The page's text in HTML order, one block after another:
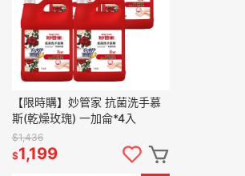
【限時購】妙管家 抗菌洗手慕
斯(乾燥玫瑰) 一加侖*4入
$1,436
$1,199